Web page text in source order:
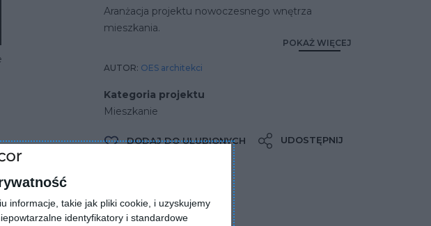
informacje, takie jak pliki cookie, i uzyskujemy
identyfikatory i standardowe
Aranżacja projektu nowoczesnego wnętrza
mieszkania.
POKAŻ WIĘCEJ
AUTOR: OES architekci
Kategoria projektu
Mieszkanie
DODAJ DO ULUBIONYCH UDOSTĘPNIJ